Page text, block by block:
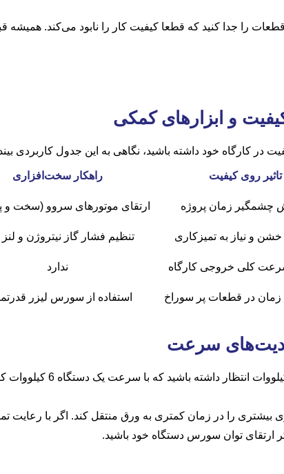
را جدا کنید که قطعا کیفیت کار را نابود می‌کند.
و ابزارهای کمکی
کارگاه خود داشته باشید، نگاهی به این جدول کاربردی
تاثیر روی کیفیت راهکار سخت‌افزاری
چشمگیر زمان پروژه ارتقای موتورهای سروو (سخت و
خشن و نیاز به تمیزکاری تنظیم فشار گاز نیتروژن و لنز
کلی خروجی کارگاه ندارد
زمان در قطعات پر سوراخ استفاده از سورس لیزر
سرعت
باید واقع‌بین باشیم؛
بیشتری را در زمان کمتری به ورق منتقل کند. اگر با
ارتقای توان سورس دستگاه خود باشید.